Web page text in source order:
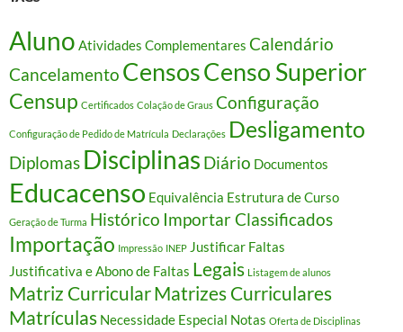
Aluno Atividades Complementares Calendário
Cancelamento CensosCenso Superior
Censup Certificados Colação de Graus Configuração
Configuração de Pedido de Matrícula Declarações Desligamento
Diplomas Disciplinas Diário Documentos
Educacenso Equivalência Estrutura de Curso
Geração de Turma Histórico Importar Classificados
Importação Impressão INEP Justificar Faltas
Justificativa e Abono de Faltas Legais Listagem de alunos
Matriz CurricularMatrizes Curriculares
Matrículas Necessidade Especial Notas Oferta de Disciplinas